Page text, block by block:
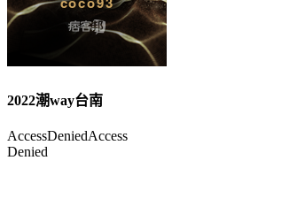
2022潮way台南